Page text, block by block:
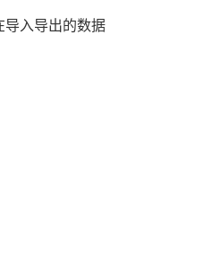
入导出的数据